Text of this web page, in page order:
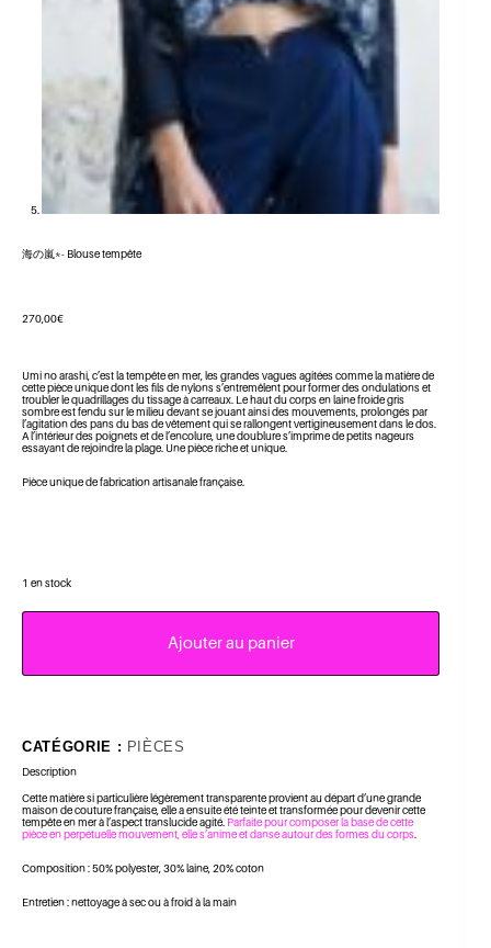
海の嵐*- Blouse tempête
270,00€
Umi no arashi, c’est la tempête en mer, les grandes vagues agitées comme la matière de
cette pièce unique dont les fils de nylons s’entremêlent pour former des ondulations et
troubler le quadrillages du tissage à carreaux. Le haut du corps en laine froide gris
sombre est fendu sur le milieu devant se jouant ainsi des mouvements, prolongés par
l’agitation des pans du bas de vêtement qui se rallongent vertigineusement dans le dos.
A l’intérieur des poignets et de l’encolure, une doublure s’imprime de petits nageurs
essayant de rejoindre la plage. Une pièce riche et unique.
Pièce unique de fabrication artisanale française.
1 en stock
Ajouter au panier
CATÉGORIE : PIÈCES
Description
Cette matière si particulière légèrement transparente provient au départ d’une grande
maison de couture française, elle a ensuite été teinte et transformée pour devenir cette
tempête en mer à l’aspect translucide agité. Parfaite pour composer la base de cette
pièce en perpétuelle mouvement, elle s’anime et danse autour des formes du corps
Composition : 50% polyester, 30% laine, 20% coton
Entretien : nettoyage à sec ou à froid à la main